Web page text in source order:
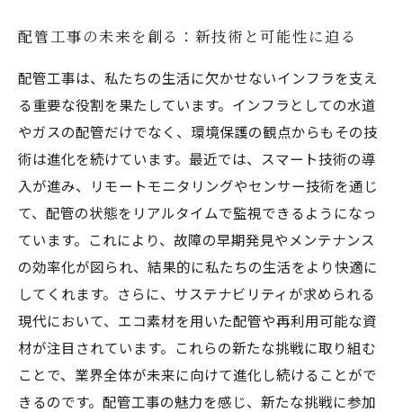
配管工事の未来を創る：新技術と可能性に迫る
配管工事は、私たちの生活に欠かせないインフラを支え
る重要な役割を果たしています。インフラとしての水道
やガスの配管だけでなく、環境保護の観点からもその技
術は進化を続けています。最近では、スマート技術の導
入が進み、リモートモニタリングやセンサー技術を通じ
て、配管の状態をリアルタイムで監視できるようになっ
ています。これにより、故障の早期発見やメンテナンス
の効率化が図られ、結果的に私たちの生活をより快適に
してくれます。さらに、サステナビリティが求められる
現代において、エコ素材を用いた配管や再利用可能な資
材が注目されています。これらの新たな挑戦に取り組む
ことで、業界全体が未来に向けて進化し続けることがで
きるのです。配管工事の魅力を感じ、新たな挑戦に参加